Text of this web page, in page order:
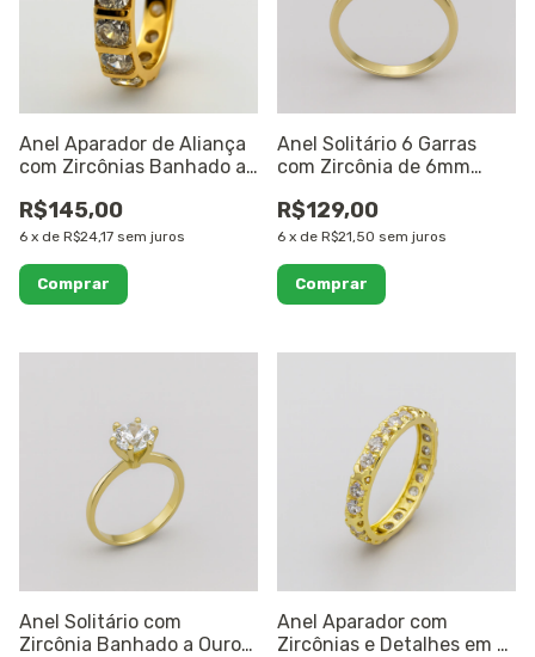
Anel Aparador de Aliança
com Zircônias Banhado a
R$145,00
6 x de R$24,17 sem juros
Comprar
Anel Solitário 6 Garras
com Zircônia de 6mm
R$129,00
6 x de R$21,50 sem juros
Comprar
Anel Solitário com
Zircônia Banhado a Ouro
Anel Aparador com
Zircônias e Detalhes em X